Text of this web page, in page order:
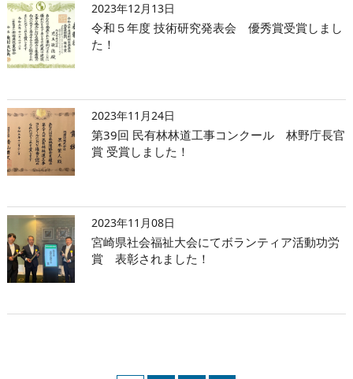
2023年12月13日
令和５年度 技術研究発表会 優秀賞受賞しまし
た！
2023年11月24日
第39回 民有林林道工事コンクール 林野庁長官
賞 受賞しました！
2023年11月08日
宮崎県社会福祉大会にてボランティア活動功労
賞 表彰されました！